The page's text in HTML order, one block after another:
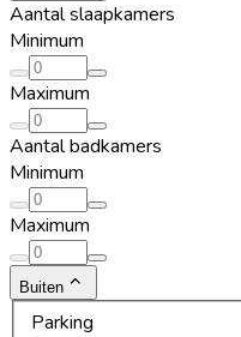
Aantal slaapkamers
Minimum
Maximum
Aantal badkamers
Minimum
Maximum
Buiten
Parking